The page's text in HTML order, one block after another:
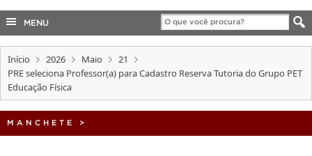
Legislação
Canais
COBALTO
CONCURSOS
EDITAIS
INTERNACIONAL
MENU
Início 2026 Maio
21
PRE seleciona Professor(a) para Cadastro Reserva Tutoria do Grupo PET
Educação Física
MANCHETE >